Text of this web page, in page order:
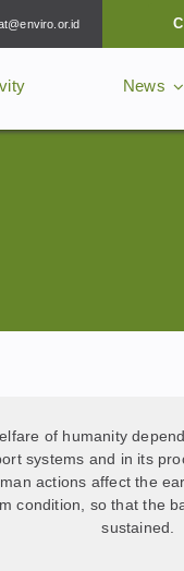
News
of humanity
systems and in its
actions affect the
condition, so that the
sustained.